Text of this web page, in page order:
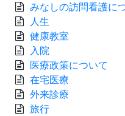
みなしの訪問看護に
人生
健康教室
入院
医療政策について
在宅医療
外来診療
旅行